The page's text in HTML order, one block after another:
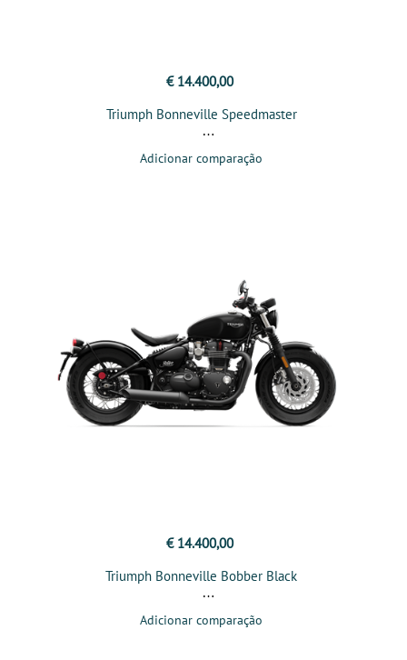
€ 14.400,00
Triumph Bonneville Speedmaster
Adicionar comparação
€ 14.400,00
Triumph Bonneville Bobber Black
Adicionar comparação